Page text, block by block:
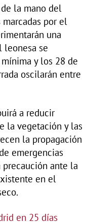
la mano del
marcadas por el
una
leonesa se
y los 28 de
oscilarán entre
a reducir
la vegetación y las
la propagación
emergencias
ante la
en el
en 25 días